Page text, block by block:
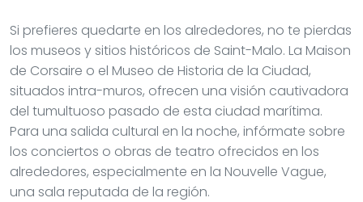
Si prefieres quedarte en los alrededores, no te pierdas
los museos y sitios históricos de Saint-Malo. La Maison
de Corsaire o el Museo de Historia de la Ciudad,
situados intra-muros, ofrecen una visión cautivadora
del tumultuoso pasado de esta ciudad marítima.
Para una salida cultural en la noche, infórmate sobre
los conciertos o obras de teatro ofrecidos en los
alrededores, especialmente en la Nouvelle Vague,
una sala reputada de la región.